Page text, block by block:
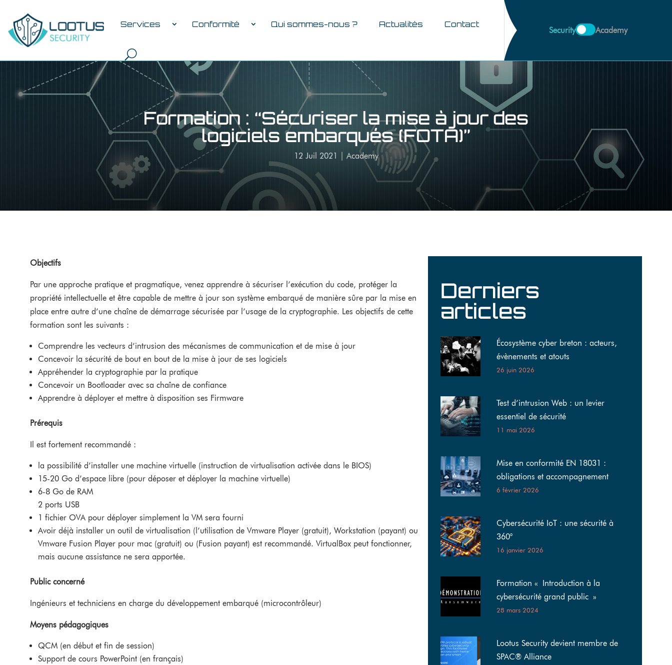
Services Conformité Qui sommes-nous ? Actualités Contact
Security Academy
Formation : “Sécuriser la mise à jour des
logiciels embarqués (FOTA)”
12 Juil 2021 Academy
Objectifs
Par une approche pratique et pragmatique, venez apprendre à sécuriser l’exécution du code, protéger la
propriété intellectuelle et être capable de mettre à jour son système embarqué de manière sûre par la mise en
place entre autre d’une chaîne de démarrage sécurisée par l’usage de la cryptographie. Les objectifs de cette
formation sont les suivants :
Comprendre les vecteurs d’intrusion des mécanismes de communication et de mise à jour
Concevoir la sécurité de bout en bout de la mise à jour de ses logiciels
Appréhender la cryptographie par la pratique
Concevoir un Bootloader avec sa chaîne de confiance
Apprendre à déployer et mettre à disposition ses Firmware
Prérequis
Il est fortement recommandé :
la possibilité d’installer une machine virtuelle (instruction de virtualisation activée dans le BIOS)
15-20 Go d’espace libre (pour déposer et déployer la machine virtuelle)
6-8 Go de RAM
2 ports USB
1 fichier OVA pour déployer simplement la VM sera fourni
Avoir déjà installer un outil de virtualisation (l’utilisation de Vmware Player (gratuit), Workstation (payant) ou
Vmware Fusion Player pour mac (gratuit) ou (Fusion payant) est recommandé. VirtualBox peut fonctionner,
mais aucune assistance ne sera apportée.
Public concerné
Ingénieurs et techniciens en charge du développement embarqué (microcontrôleur)
Moyens pédagogiques
QCM (en début et fin de session)
Support de cours PowerPoint (en français)
Derniers
articles
Écosystème cyber breton : acteurs,
évènements et atouts
26 juin 2026
Test d’intrusion Web : un levier
essentiel de sécurité
11 mai 2026
Mise en conformité EN 18031 :
obligations et accompagnement
6 février 2026
Cybersécurité IoT : une sécurité à
360°
16 janvier 2026
Formation « Introduction à la
cybersécurité grand public »
28 mars 2024
Lootus Security devient membre de
SPAC® Alliance